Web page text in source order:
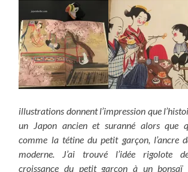
illustrations donnent l’impression que
un Japon ancien et suranné alors que
comme la tétine du petit garçon, l’ancre
moderne. J’ai trouvé l’idée rigolote
croissance du petit garçon à un bonsaï